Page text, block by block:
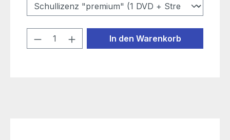
Produkt Anzahl: Gib den
In den Warenkorb